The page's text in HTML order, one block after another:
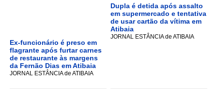
Ex-funcionário é preso em
flagrante após furtar carnes
de restaurante às margens
da Fernão Dias em Atibaia
JORNAL ESTÂNCIA de ATIBAIA
Dupla é detida após assalto
em supermercado e tentativa
de usar cartão da vítima em
Atibaia
JORNAL ESTÂNCIA de ATIBAIA